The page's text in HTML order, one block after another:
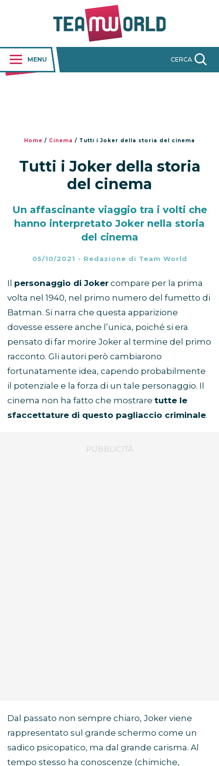
MENU CERCA
Home / Cinema / Tutti i Joker della storia del cinema
Tutti i Joker della storia
del cinema
Un affascinante viaggio tra i volti che
hanno interpretato Joker nella storia
del cinema
05/10/2021 - Redazione di Team World
Il personaggio di Joker compare per la prima
volta nel 1940, nel primo numero del fumetto di
Batman. Si narra che questa apparizione
dovesse essere anche l’unica, poiché si era
pensato di far morire Joker al termine del primo
racconto. Gli autori però cambiarono
fortunatamente idea, capendo probabilmente
il potenziale e la forza di un tale personaggio. Il
cinema non ha fatto che mostrare tutte le
sfaccettature di questo pagliaccio criminale.
Dal passato non sempre chiaro, Joker viene
rappresentato sul grande schermo come un
sadico psicopatico, ma dal grande carisma. Al
tempo stesso ha conoscenze (chimiche,